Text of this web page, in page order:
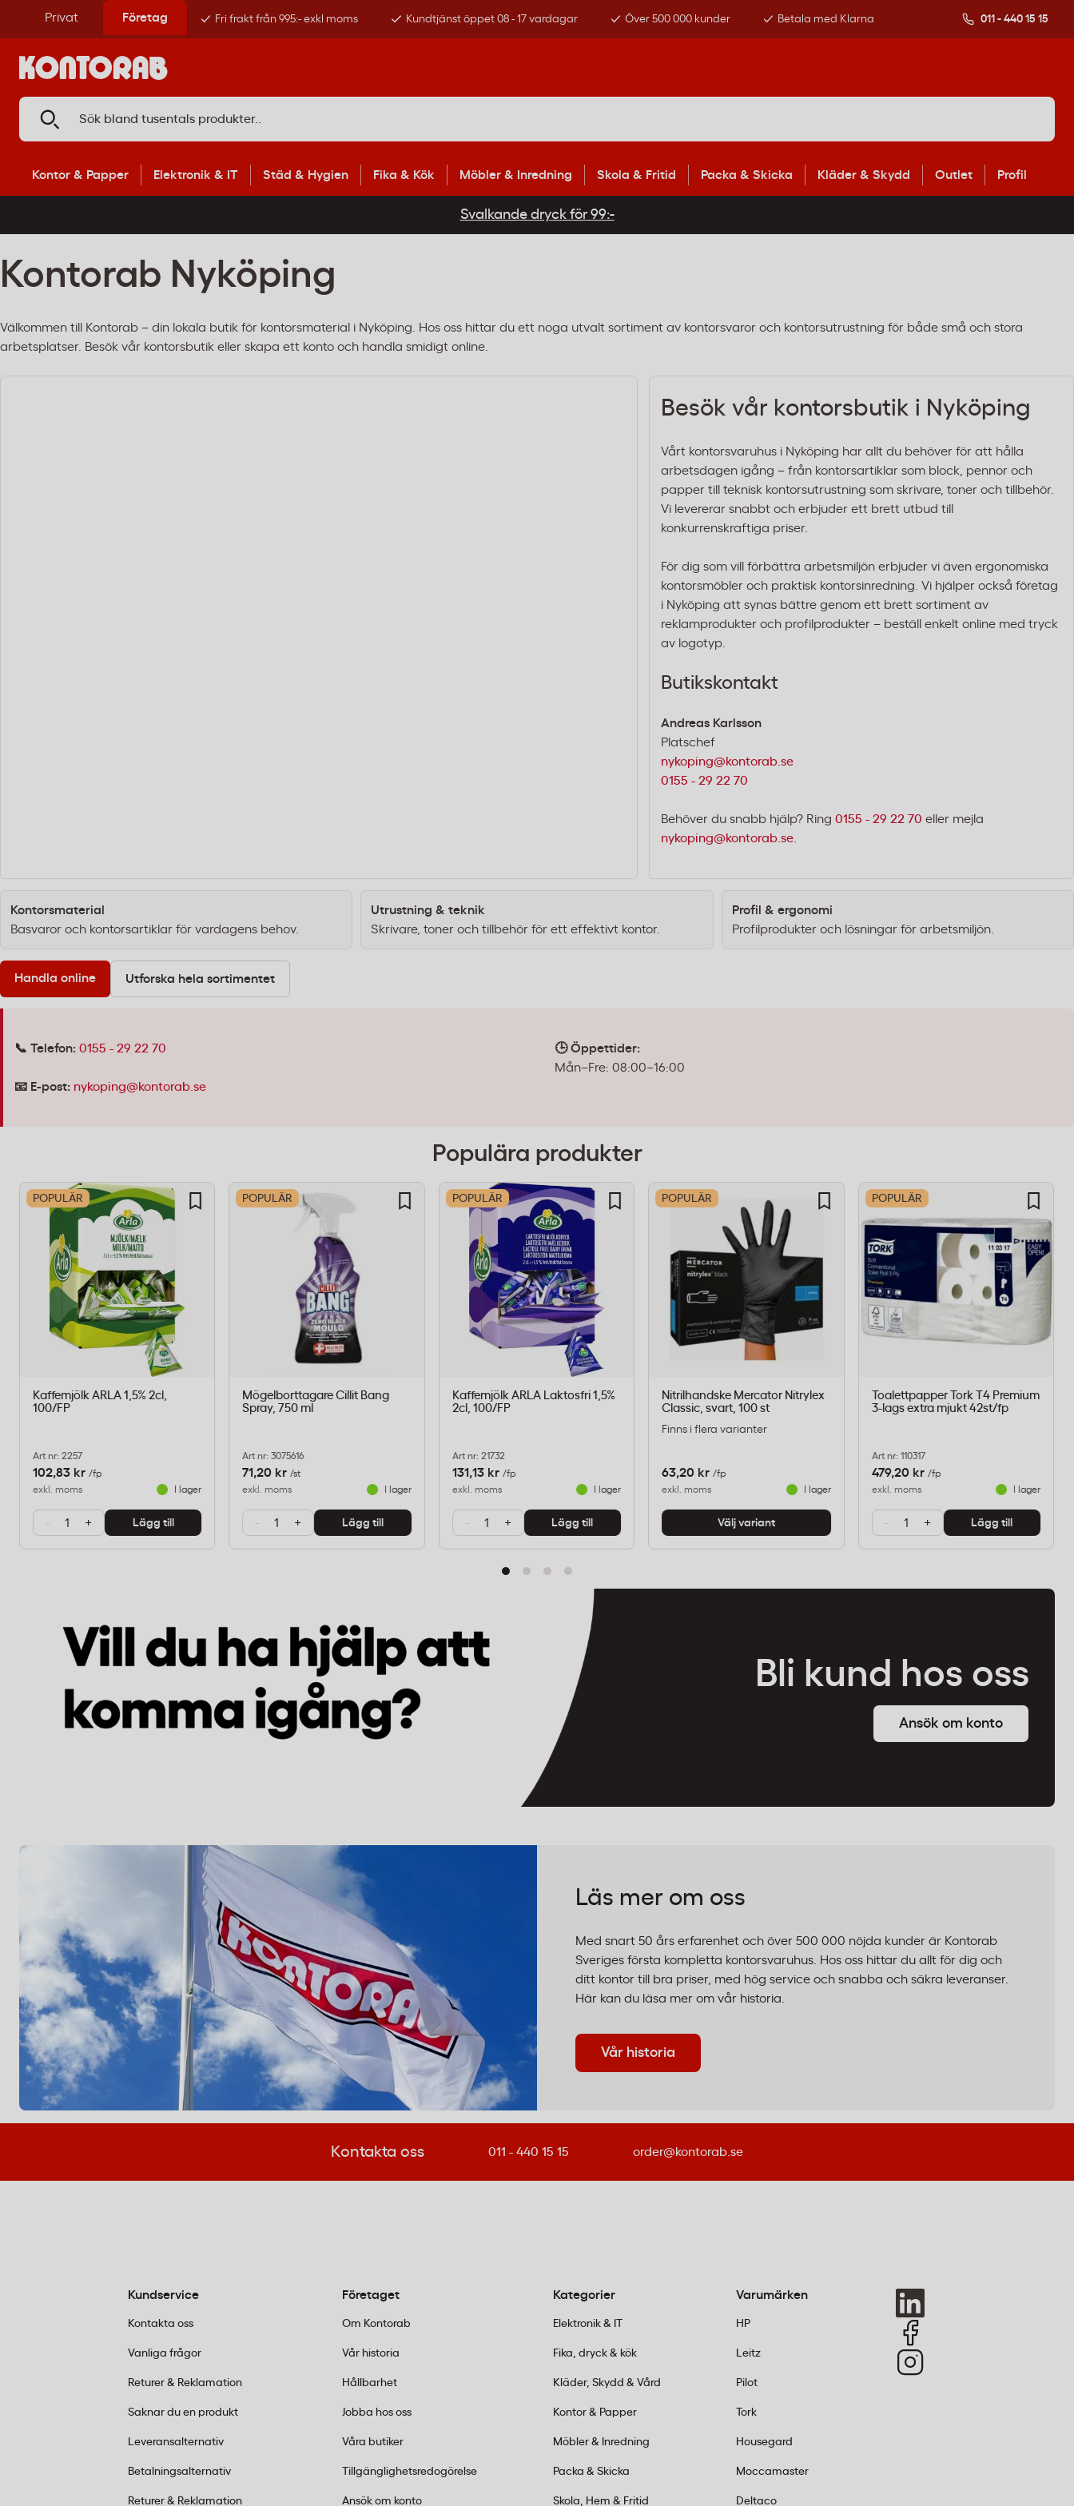
Privat Företag Fri frakt från 995:- exkl moms Kundtjänst öppet 08 - 17 vardagar Över 500 000 kunder Betala med Klarna 011 - 440 15 15
Kontor & Papper Elektronik & IT Städ & Hygien Fika & Kök Möbler & Inredning Skola & Fritid Packa & Skicka Kläder & Skydd Outlet Profil
Svalkande dryck för 99:-
Kontorab Nyköping
Välkommen till Kontorab – din lokala butik för kontorsmaterial i Nyköping. Hos oss hittar du ett noga utvalt sortiment av kontorsvaror och kontorsutrustning för både små och stora
arbetsplatser. Besök vår kontorsbutik eller skapa ett konto och handla smidigt online.
Besök vår kontorsbutik i Nyköping
Vårt kontorsvaruhus i Nyköping har allt du behöver för att hålla
arbetsdagen igång – från kontorsartiklar som block, pennor och
papper till teknisk kontorsutrustning som skrivare, toner och tillbehör.
Vi levererar snabbt och erbjuder ett brett utbud till
konkurrenskraftiga priser.
För dig som vill förbättra arbetsmiljön erbjuder vi även ergonomiska
kontorsmöbler och praktisk kontorsinredning. Vi hjälper också företag
i Nyköping att synas bättre genom ett brett sortiment av
reklamprodukter och profilprodukter – beställ enkelt online med tryck
av logotyp.
Butikskontakt
Andreas Karlsson
Platschef
nykoping@kontorab.se
0155 - 29 22 70
Behöver du snabb hjälp? Ring 0155 - 29 22 70 eller mejla
nykoping@kontorab.se
Kontorsmaterial
Basvaror och kontorsartiklar för vardagens behov.
Utrustning & teknik
Skrivare, toner och tillbehör för ett effektivt kontor.
Profil & ergonomi
Profilprodukter och lösningar för arbetsmiljön.
Handla online Utforska hela sortimentet
📞 Telefon: 0155 - 29 22 70
📧 E-post: nykoping@kontorab.se
🕒 Öppettider:
Mån–Fre: 08:00–16:00
Populära produkter
Kaffemjölk ARLA 1,5% 2cl,
100/FP
Art nr: 2257
102,83 kr /fp
exkl. moms
I lager
- + Lägg till
POPULÄR
Mögelborttagare Cillit Bang
Spray, 750 ml
Art nr: 3075616
71,20 kr /st
exkl. moms
I lager
- + Lägg till
POPULÄR
Kaffemjölk ARLA Laktosfri 1,5%
2cl, 100/FP
Art nr: 21732
131,13 kr /fp
exkl. moms
I lager
- + Lägg till
POPULÄR
Nitrilhandske Mercator Nitrylex
Classic, svart, 100 st
Finns i flera varianter
63,20 kr /fp
exkl. moms
I lager
Välj variant
POPULÄR
Toalettpapper Tork T4 Premium
3-lags extra mjukt 42st/fp
Art nr: 110317
479,20 kr /fp
exkl. moms
I lager
- + Lägg till
POPULÄR
Bli kund hos oss
Ansök om konto
Läs mer om oss
Med snart 50 års erfarenhet och över 500 000 nöjda kunder är Kontorab
Sveriges första kompletta kontorsvaruhus. Hos oss hittar du allt för dig och
ditt kontor till bra priser, med hög service och snabba och säkra leveranser.
Här kan du läsa mer om vår historia.
Vår historia
Kontakta oss 011 - 440 15 15 order@kontorab.se
Kundservice
Kontakta oss
Vanliga frågor
Returer & Reklamation
Saknar du en produkt
Leveransalternativ
Betalningsalternativ
Returer & Reklamation
Företaget
Om Kontorab
Vår historia
Hållbarhet
Jobba hos oss
Våra butiker
Tillgänglighetsredogörelse
Ansök om konto
Kategorier
Elektronik & IT
Fika, dryck & kök
Kläder, Skydd & Vård
Kontor & Papper
Möbler & Inredning
Packa & Skicka
Skola, Hem & Fritid
Varumärken
HP
Leitz
Pilot
Tork
Housegard
Moccamaster
Deltaco